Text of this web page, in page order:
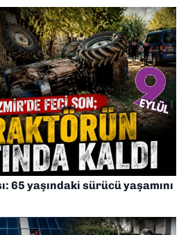
65 yaşındaki sürücü yaşamını